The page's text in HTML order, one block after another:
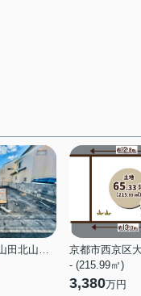
京都市西京区山田北山田町
- (215.99㎡)
3,380万円